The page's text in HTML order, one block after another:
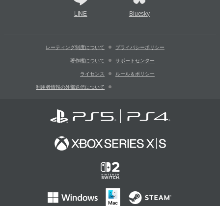
LINE Bluesky
レーティング制度について プライバシーポリシー
著作権について サポートセンター
ライセンス ルール＆ポリシー
利用者情報の外部送信について